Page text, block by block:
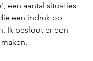
een aantal situaties
een indruk op
Ik besloot er een